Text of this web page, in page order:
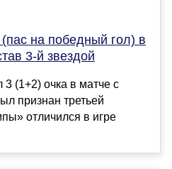
на победный гол) в
3-й звездой
3 (1+2) очка в матче с
признан третьей
отличился в игре